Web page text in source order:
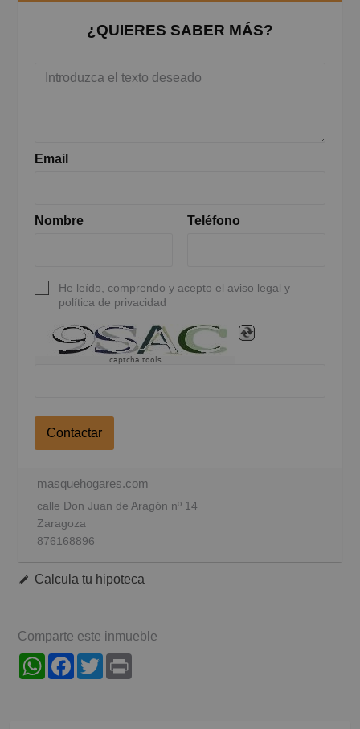
¿QUIERES SABER MÁS?
Email
Nombre Teléfono
He leído, comprendo y acepto el aviso legal y
política de privacidad
captcha tools
Contactar
masquehogares.com
calle Don Juan de Aragón nº 14
Zaragoza
876168896
Calcula tu hipoteca
Comparte este inmueble
WhatsAppFacebook
Twitter